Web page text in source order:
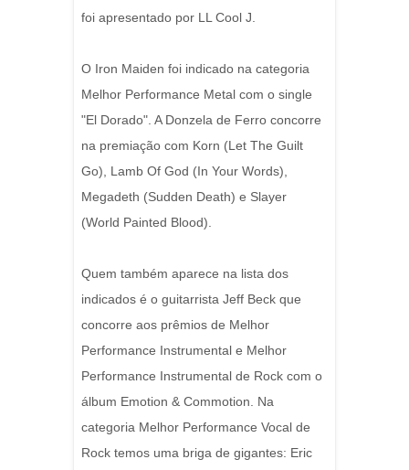
foi apresentado por LL Cool J.
O Iron Maiden foi indicado na categoria
Melhor Performance Metal com o single
"El Dorado". A Donzela de Ferro concorre
na premiação com Korn (Let The Guilt
Go), Lamb Of God (In Your Words),
Megadeth (Sudden Death) e Slayer
(World Painted Blood).
Quem também aparece na lista dos
indicados é o guitarrista Jeff Beck que
concorre aos prêmios de Melhor
Performance Instrumental e Melhor
Performance Instrumental de Rock com o
álbum Emotion & Commotion. Na
categoria Melhor Performance Vocal de
Rock temos uma briga de gigantes: Eric